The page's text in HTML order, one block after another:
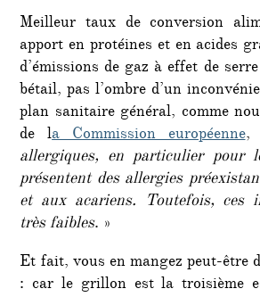
Meilleur taux de conversion
apport en protéines et en acides
d’émissions de gaz à effet de
bétail, pas l’ombre d’un
plan sanitaire général, comme
de la Commission européenne,
allergiques, en particulier pour
présentent des allergies
et aux acariens. Toutefois, ces
très faibles. »
Et fait, vous en mangez peut-être
: car le grillon est la troisième